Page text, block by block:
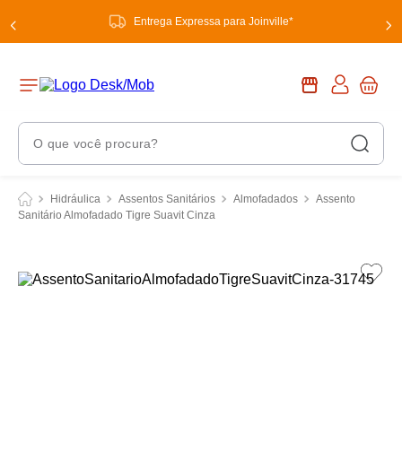
Entrega Expressa para Joinville*
O que você procura?
Hidráulica Assentos Sanitários Almofadados
Assento
Sanitário Almofadado Tigre Suavit Cinza
Termos Mais Buscados
3º torneira